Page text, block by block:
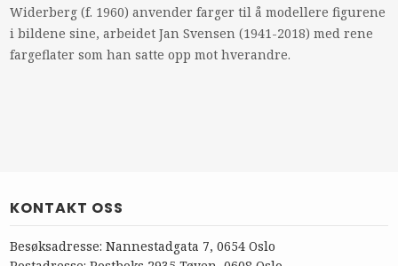
Widerberg (f. 1960) anvender farger til å modellere figurene
i bildene sine, arbeidet Jan Svensen (1941-2018) med rene
fargeflater som han satte opp mot hverandre.
KONTAKT OSS
Besøksadresse: Nannestadgata 7, 0654 Oslo